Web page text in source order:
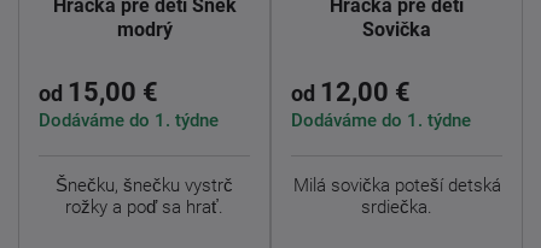
Hračka pre deti Šnek
modrý
od 15,00 €
Dodáváme do 1. týdne
Šnečku, šnečku vystrč
rožky a poď sa hrať.
Hračka pre deti
Sovička
od 12,00 €
Dodáváme do 1. týdne
Milá sovička poteší detská
srdiečka.